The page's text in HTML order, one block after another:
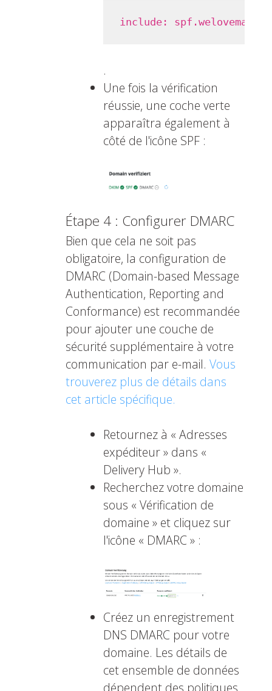
include:
.
Une fois la vérification
réussie, une coche verte
apparaîtra également à
côté de l'icône SPF :
Étape 4 : Configurer DMARC
Bien que cela ne soit pas
obligatoire, la configuration de
DMARC (Domain-based Message
Authentication, Reporting and
Conformance) est recommandée
pour ajouter une couche de
sécurité supplémentaire à votre
communication par e-mail. Vous
trouverez plus de détails dans
cet article spécifique.
Retournez à « Adresses
expéditeur » dans «
Delivery Hub ».
Recherchez votre domaine
sous « Vérification de
domaine » et cliquez sur
l'icône « DMARC » :
Créez un enregistrement
DNS DMARC pour votre
domaine. Les détails de
cet ensemble de données